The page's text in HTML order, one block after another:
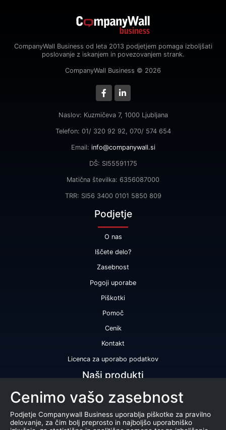
CompanyWall Business od leta 2013 podjetjem pomaga izboljšati
poslovanje z iskanjem in povezovanjem strank.
CompanyWall Business © 2026
Naslov: Kuzmičeva 7, 1000 Ljubljana
Telefon: 01/ 320 92 92, 070/ 574 654
Email: info@companywall.si
DŠ: SI55591175
Matična številka: 6356087000
TRR: SI56 3400 0101 5850 809
Podjetje
O nas
Iščete delo?
Zasebnost
Pogoji uporabe
Piškotki
Pomoč
Cenik
Kontakt
Licenca za uporabo podatkov
Naši produkti
Bonitetna ocena
Bonitetno poročilo
Certifikat bonitetne odličnosti
Cenimo vašo zasebnost
Podjetje Companywall Business uporablja piškotke za pravilno
delovanje, za čim bolj preprosto in najboljšo uporabniško